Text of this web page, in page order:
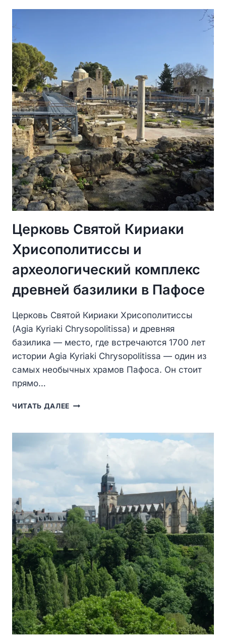
В
ДРЕВНЯЯ
СВЯТЫНЯ
И
МЕСТО
СИЛЫ
Церковь Святой Кириаки
Хрисополитиссы и
археологический комплекс
древней базилики в Пафосе
Церковь Святой Кириаки Хрисополитиссы
(Agia Kyriaki Chrysopolitissa) и древняя
базилика — место, где встречаются 1700 лет
истории Agia Kyriaki Chrysopolitissa — один из
самых необычных храмов Пафоса. Он стоит
прямо…
ЧИТАТЬ ДАЛЕЕ ЦЕРКОВЬ
ХРИСОПОЛИТИССЫ
АРХЕОЛОГИЧЕСКИЙ
КОМПЛЕКС
ДРЕВНЕЙ
БАЗИЛИКИ
В
ПАФОСЕ